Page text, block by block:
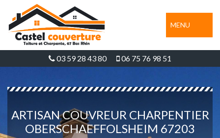
MENU
03 59 28 43 80 06 75 76 98 51
ARTISAN COUVREUR CHARPENTIER
OBERSCHAEFFOLSHEIM 67203